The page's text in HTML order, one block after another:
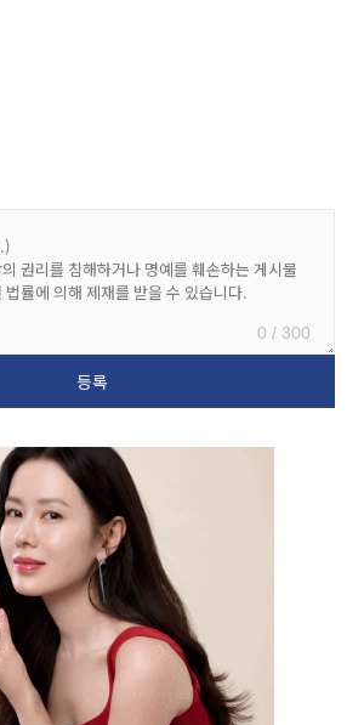
0 / 300